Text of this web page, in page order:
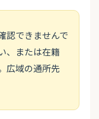
認できませんで
、または在籍
広域の通所先